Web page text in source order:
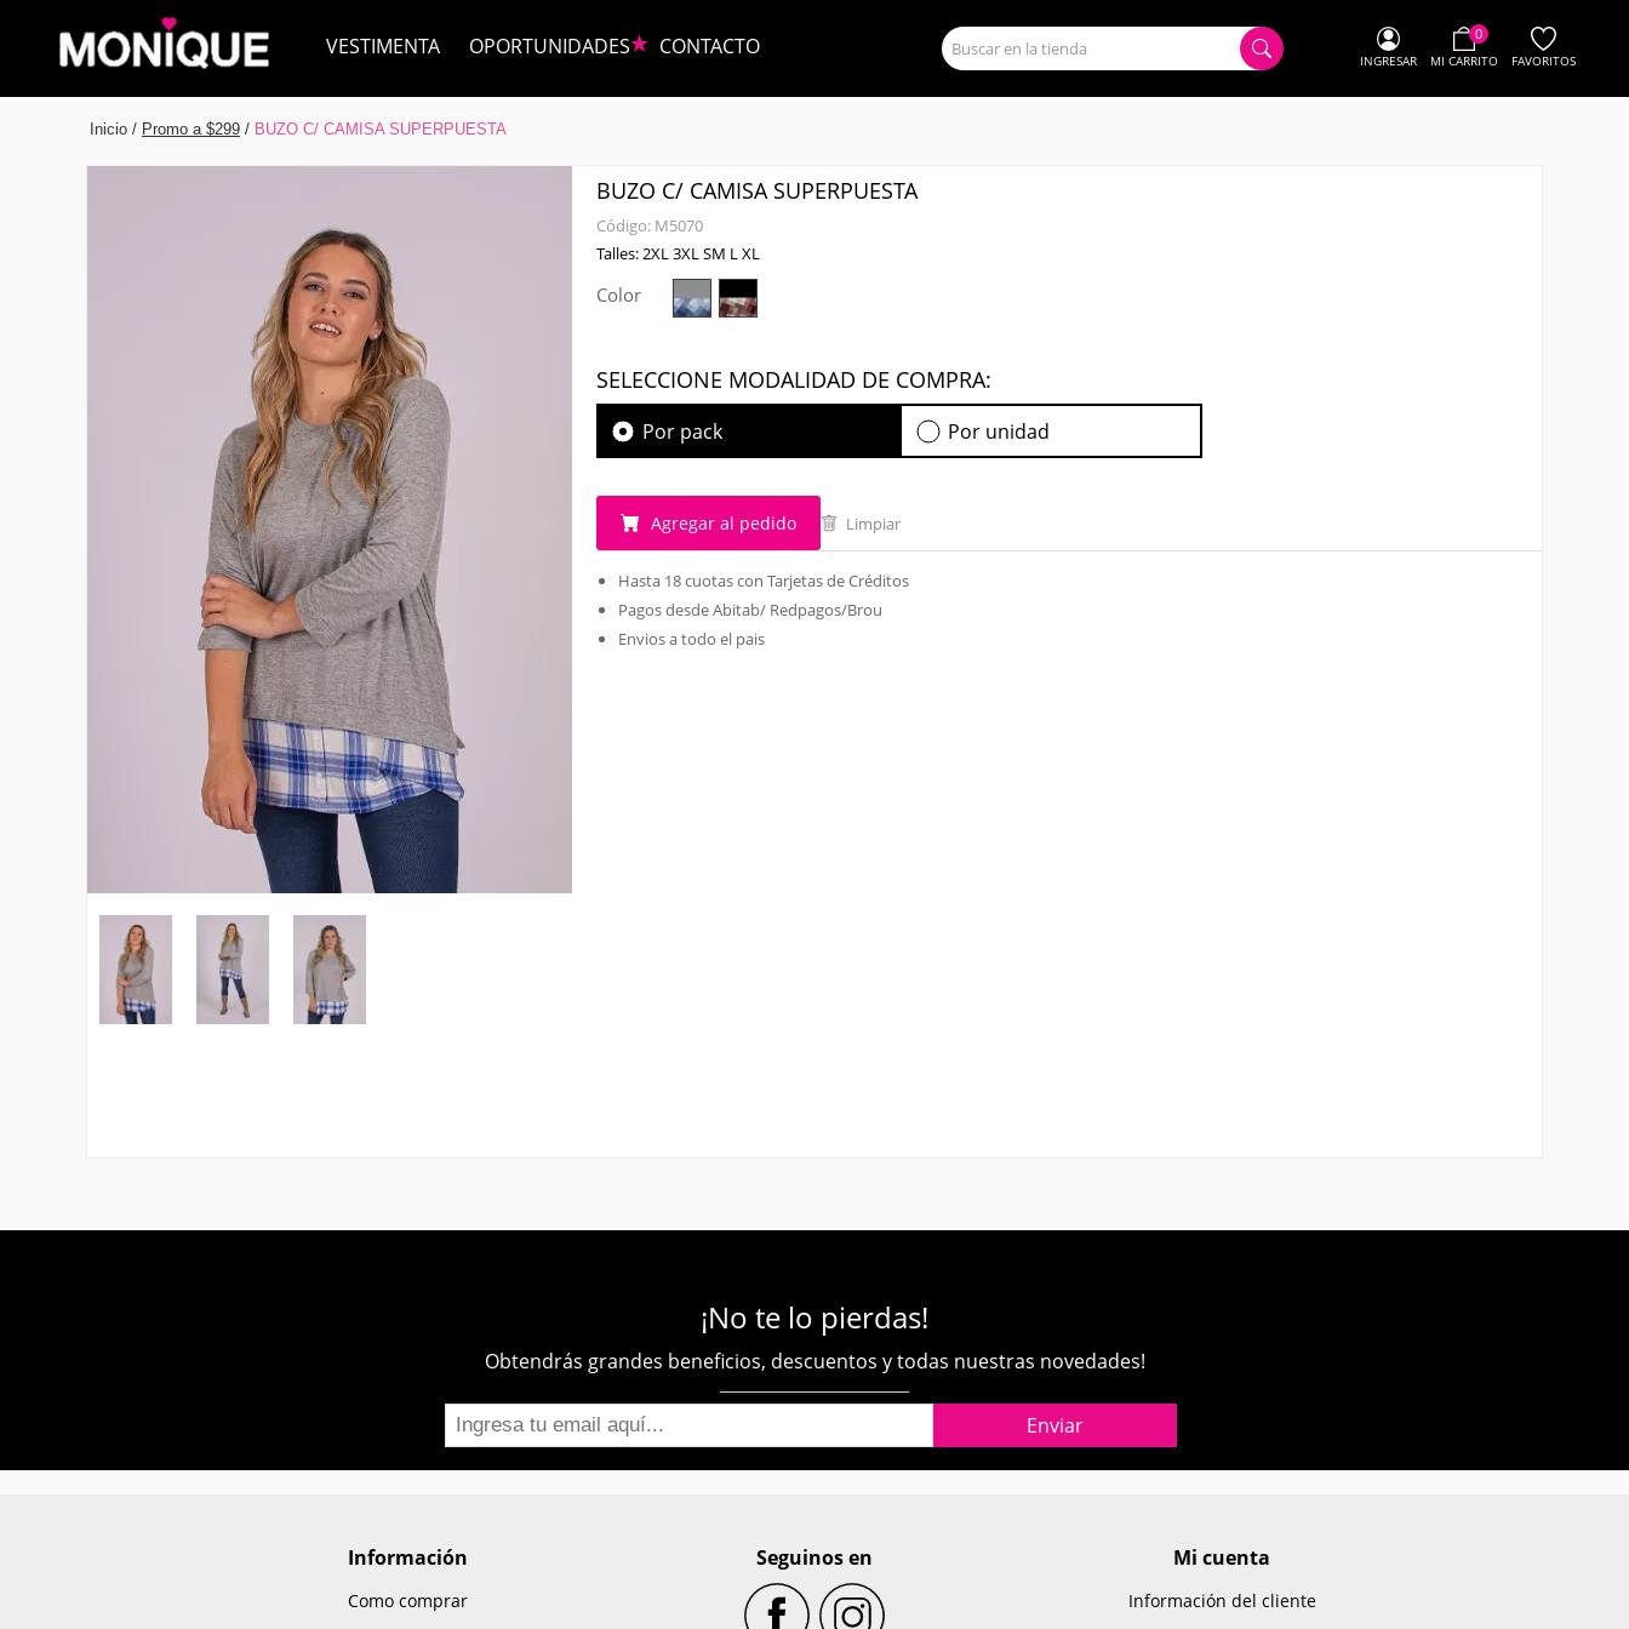
0
MI CARRITO FAVORITOS
INGRESAR
VESTIMENTA OPORTUNIDADES CONTACTO
Inicio / Promo a $299 / BUZO C/ CAMISA SUPERPUESTA
BUZO C/ CAMISA SUPERPUESTA
Código: M5070
Talles: 2XL 3XL SM L XL
Color
SELECCIONE MODALIDAD DE COMPRA:
Por pack Por unidad
Agregar al pedido Limpiar
Hasta 18 cuotas con Tarjetas de Créditos
Pagos desde Abitab/ Redpagos/Brou
Envios a todo el pais
¡No te lo pierdas!
Obtendrás grandes beneficios, descuentos y todas nuestras novedades!
Información
Como comprar
Seguinos en Mi cuenta
Información del cliente